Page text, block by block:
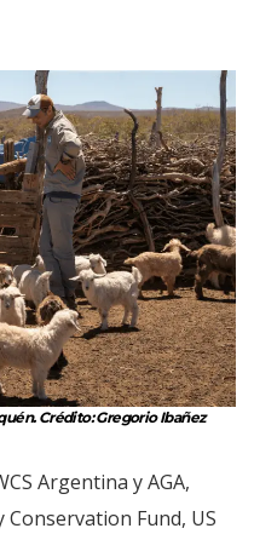
Crédito: Gregorio Ibañez
Argentina y AGA,
Fund, US